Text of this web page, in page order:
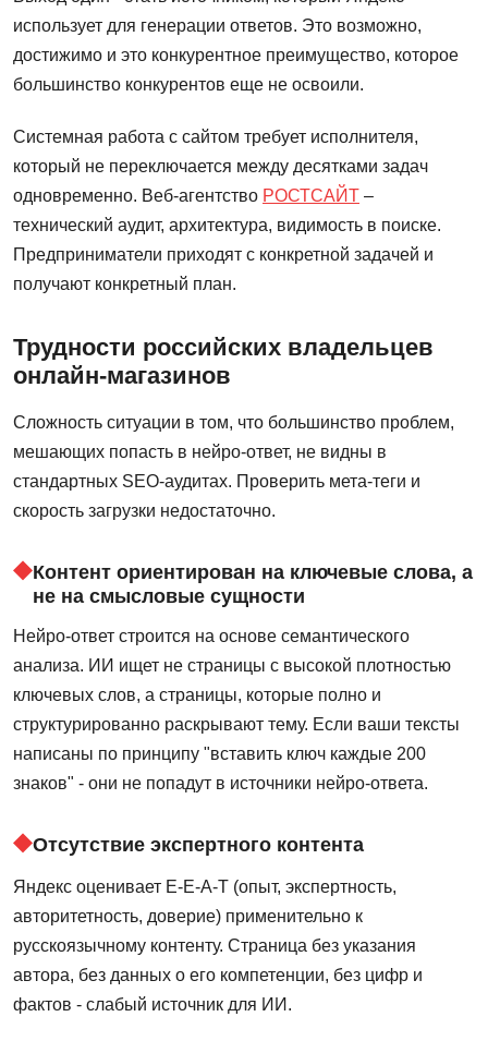
использует для генерации ответов. Это возможно,
достижимо и это конкурентное преимущество, которое
большинство конкурентов еще не освоили.
Системная работа с сайтом требует исполнителя,
который не переключается между десятками задач
одновременно. Веб-агентство РОСТСАЙТ –
технический аудит, архитектура, видимость в поиске.
Предприниматели приходят с конкретной задачей и
получают конкретный план.
Трудности российских владельцев
онлайн-магазинов
Сложность ситуации в том, что большинство проблем,
мешающих попасть в нейро-ответ, не видны в
стандартных SEO-аудитах. Проверить мета-теги и
скорость загрузки недостаточно.
Контент ориентирован на ключевые слова, а
не на смысловые сущности
Нейро-ответ строится на основе семантического
анализа. ИИ ищет не страницы с высокой плотностью
ключевых слов, а страницы, которые полно и
структурированно раскрывают тему. Если ваши тексты
написаны по принципу "вставить ключ каждые 200
знаков" - они не попадут в источники нейро-ответа.
Отсутствие экспертного контента
Яндекс оценивает E-E-A-T (опыт, экспертность,
авторитетность, доверие) применительно к
русскоязычному контенту. Страница без указания
автора, без данных о его компетенции, без цифр и
фактов - слабый источник для ИИ.